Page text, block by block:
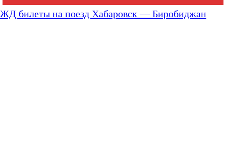
ЖД билеты на поезд Хабаровск — Биробиджан